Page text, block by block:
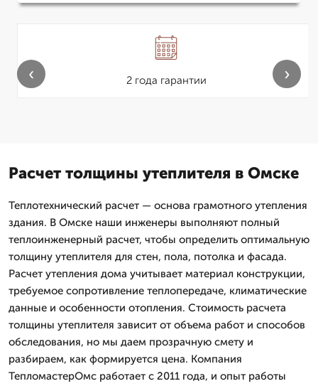
2 года гарантии
‹ ›
Расчет толщины утеплителя в Омске
Теплотехнический расчет — основа грамотного утепления
здания. В Омске наши инженеры выполняют полный
теплоинженерный расчет, чтобы определить оптимальную
толщину утеплителя для стен, пола, потолка и фасада.
Расчет утепления дома учитывает материал конструкции,
требуемое сопротивление теплопередаче, климатические
данные и особенности отопления. Стоимость расчета
толщины утеплителя зависит от объема работ и способов
обследования, но мы даем прозрачную смету и
разбираем, как формируется цена. Компания
ТепломастерОмс работает с 2011 года, и опыт работы